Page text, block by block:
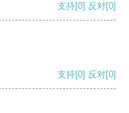
支持[0] 反对[0]
支持[0] 反对[0]